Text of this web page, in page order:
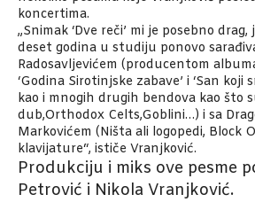
koncertima.
„Snimak ‘Dve reči’ mi je posebno
deset godina u studiju ponovo
Radosavljevićem (producentom
‘Godina Sirotinjske zabave’ i ‘San koji
kao i mnogih drugih bendova kao što
dub,Orthodox Celts,Goblini…) i sa
Markovićem (Ništa ali logopedi, Block
klavijature“, ističe Vranjković.
Produkciju i miks ove pesme
Petrović i Nikola Vranjković.